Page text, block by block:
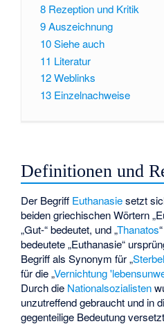
8 Rezeption und Kritik
9Auszeichnung
10Siehe auch
11 Literatur
12Weblinks
13 Einzelnachweise
Definitionen und
Der Begriff Euthanasiesetzt
beiden griechischen Wörtern
„Gut-“ bedeutet, und „Thanatos
bedeutete „Euthanasie“
Begriff als Synonym für „
für die „Vernichtung
Durch die Nationalsozialisten
unzutreffend gebraucht und in
gegenteilige Bedeutung